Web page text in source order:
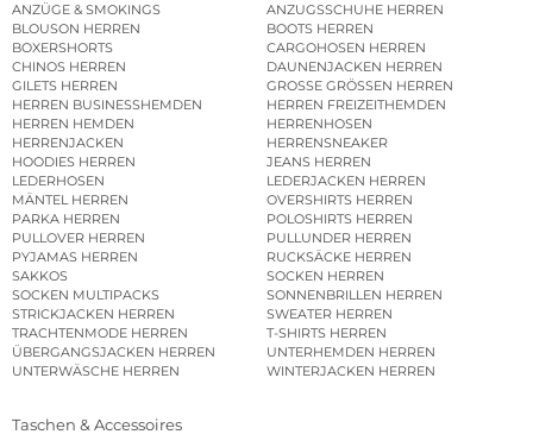
ANZÜGE & SMOKINGS
ANZUGSSCHUHE HERREN
BLOUSON HERREN
BOOTS HERREN
BOXERSHORTS
CARGOHOSEN HERREN
CHINOS HERREN
DAUNENJACKEN HERREN
GILETS HERREN
GROSSE GRÖSSEN HERREN
HERREN BUSINESSHEMDEN
HERREN FREIZEITHEMDEN
HERREN HEMDEN
HERRENHOSEN
HERRENJACKEN
HERRENSNEAKER
HOODIES HERREN
JEANS HERREN
LEDERHOSEN
LEDERJACKEN HERREN
MÄNTEL HERREN
OVERSHIRTS HERREN
PARKA HERREN
POLOSHIRTS HERREN
PULLOVER HERREN
PULLUNDER HERREN
PYJAMAS HERREN
RUCKSÄCKE HERREN
SAKKOS
SOCKEN HERREN
SOCKEN MULTIPACKS
SONNENBRILLEN HERREN
STRICKJACKEN HERREN
SWEATER HERREN
TRACHTENMODE HERREN
T-SHIRTS HERREN
ÜBERGANGSJACKEN HERREN
UNTERHEMDEN HERREN
UNTERWÄSCHE HERREN
WINTERJACKEN HERREN
Taschen & Accessoires